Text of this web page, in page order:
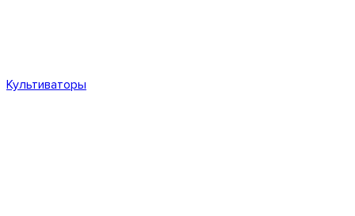
Культиваторы